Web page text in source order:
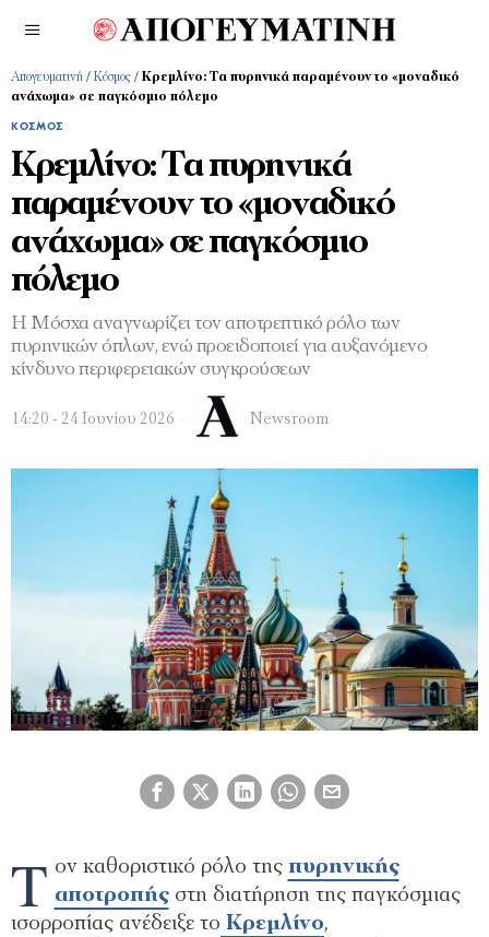
Απογευματινή / Κόσμος / Κρεμλίνο: Τα πυρηνικά παραμένουν το «μοναδικό
ανάχωμα» σε παγκόσμιο πόλεμο
ΚΌΣΜΟΣ
Κρεμλίνο: Τα πυρηνικά
παραμένουν το «μοναδικό
ανάχωμα» σε παγκόσμιο
πόλεμο
Η Μόσχα αναγνωρίζει τον αποτρεπτικό ρόλο των
πυρηνικών όπλων, ενώ προειδοποιεί για αυξανόμενο
κίνδυνο περιφερειακών συγκρούσεων
14:20 - 24 Ιουνίου 2026 Newsroom
Τ ον καθοριστικό ρόλο της πυρηνικής
αποτροπήςστη διατήρηση της παγκόσμιας
ισορροπίας ανέδειξε το Κρεμλίνο,